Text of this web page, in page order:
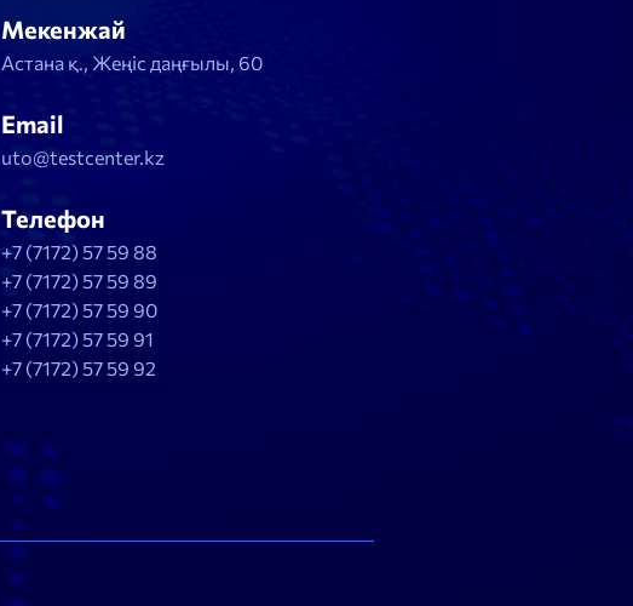
Мекенжай
Астана қ., Жеңіс даңғылы, 60
Email
uto@testcenter.kz
Телефон
+7 (7172) 57 59 88
+7 (7172) 57 59 89
+7 (7172) 57 59 90
+7 (7172) 57 59 91
+7 (7172) 57 59 92